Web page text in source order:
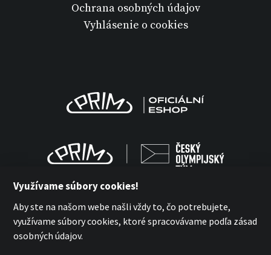
Ochrana osobných údajov
Vyhlásenie o cookies
MPM-QUALITY a.s. 2026
Využívame súbory cookies!
Aby ste na našom webe našli vždy to, čo potrebujete,
využívame súbory cookies, ktoré spracovávame podľa zásad
osobných údajov.